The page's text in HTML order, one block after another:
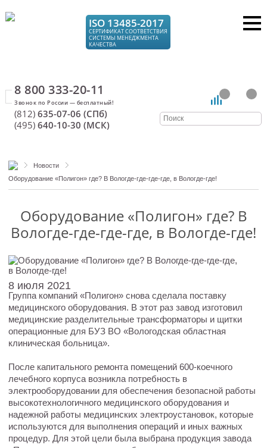
ISO 13485-2017
СЕРТИФИКАТ СООТВЕТСТВИЯ
СИСТЕМЫ МЕНЕДЖМЕНТА
КАЧЕСТВА
8 800 333-20-11
(812) 635-07-06 (СПб)
(495) 640-10-30 (МСК)
Новости
Оборудование «Полигон» где? В Вологде-где-где-где, в Вологде-где!
Оборудование «Полигон» где? В
Вологде-где-где-где, в Вологде-где!
8 июля 2021
Группа компаний «Полигон» снова сделала поставку
медицинского оборудования. В этот раз завод изготовил
медицинские разделительные трансформаторы и щитки
операционные для БУЗ ВО «Вологодская областная
клиническая больница».
После капитального ремонта помещений 600-коечного
лечебного корпуса возникла потребность в
электрооборудовании для обеспечения безопасной работы
высокотехнологичного медицинского оборудования и
надежной работы медицинских электроустановок, которые
используются для выполнения операций и иных важных
процедур. Для этой цели была выбрана продукция завода